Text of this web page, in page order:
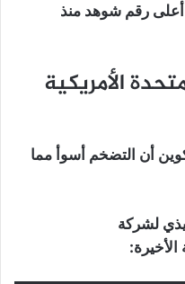
أعلى رقم شوهد منذ
الأمريكية
أن التضخم أسوأ مما
لشركة